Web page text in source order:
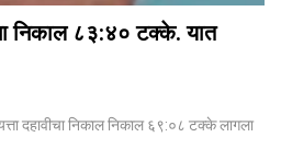
निकाल ८३:४० टक्के. यात
दहावीचा निकाल निकाल ६९:०८ टक्के लागला